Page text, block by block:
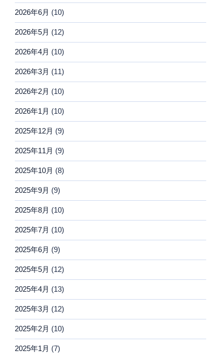
2026年6月 (10)
2026年5月 (12)
2026年4月 (10)
2026年3月 (11)
2026年2月 (10)
2026年1月 (10)
2025年12月 (9)
2025年11月 (9)
2025年10月 (8)
2025年9月 (9)
2025年8月 (10)
2025年7月 (10)
2025年6月 (9)
2025年5月 (12)
2025年4月 (13)
2025年3月 (12)
2025年2月 (10)
2025年1月 (7)